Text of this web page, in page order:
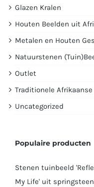
Glazen Kralen
Houten Beelden uit
Metalen en Houten
Natuurstenen
Outlet
Traditionele
Uncategorized
Populaire producten
Stenen tuinbeeld
My Life' uit